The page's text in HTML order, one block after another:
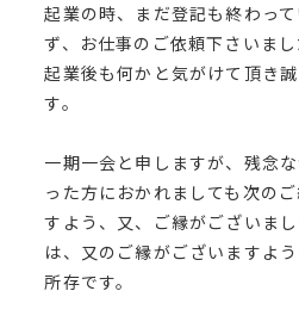
起業の時、まだ登記も終わっ
ず、お仕事のご依頼下さいま
起業後も何かと気がけて頂き
す。
一期一会と申しますが、残念
った方におかれましても次の
すよう、又、ご縁がございま
は、又のご縁がございますよ
所存です。